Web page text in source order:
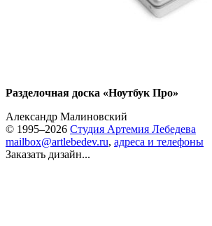
Разделочная доска «Ноутбук Про»
Александр Малиновский
© 1995–2026 Студия Артемия Лебедева
mailbox@artlebedev.ru, адреса и телефоны
Заказать дизайн...